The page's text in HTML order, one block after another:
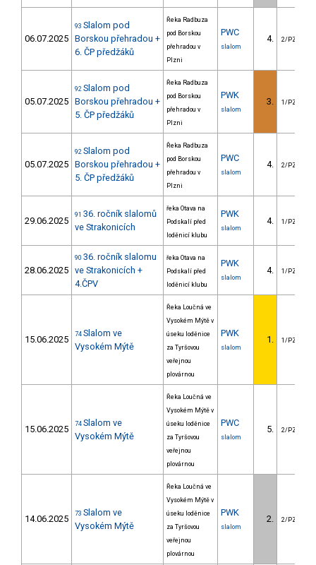
06.07.2025
93 Slalom pod
Borskou přehradou +
6. ČP předžáků
Řeka Radbuza
pod Borskou
přehradou v
Plzni
PWC
slalom
4. 2/PZZ
05.07.2025
92 Slalom pod
Borskou přehradou +
5. ČP předžáků
Řeka Radbuza
pod Borskou
přehradou v
Plzni
PWK
slalom
3. 1/PZZ
05.07.2025
92 Slalom pod
Borskou přehradou +
5. ČP předžáků
Řeka Radbuza
pod Borskou
přehradou v
Plzni
PWC
slalom
4. 2/PZZ
29.06.2025
91 36. ročník slalomů
ve Strakonicích
řeka Otava na
Podskalí před
loděnicí klubu
PWK
slalom
4. 1/PZZ
28.06.2025
90 36. ročník slalomu
ve Strakonicích +
4.ČPV
řeka Otava na
Podskalí před
loděnicí klubu
PWK
slalom
4. 1/PZZ
15.06.2025 74 Slalom ve
Vysokém Mýtě
Řeka Loučná ve
Vysokém Mýtě v
úseku loděnice
za Tyršovou
veřejnou
plovárnou
PWK
slalom
1. 1/PZZ
15.06.2025 74 Slalom ve
Vysokém Mýtě
Řeka Loučná ve
Vysokém Mýtě v
úseku loděnice
za Tyršovou
veřejnou
plovárnou
PWC
slalom
5. 2/PZZ
14.06.2025 73 Slalom ve
Vysokém Mýtě
Řeka Loučná ve
Vysokém Mýtě v
úseku loděnice
za Tyršovou
veřejnou
plovárnou
PWK
slalom
2. 2/PZZ